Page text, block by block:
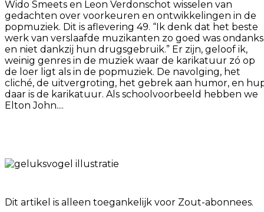
Wido Smeets en Leon Verdonschot wisselen van
gedachten over voorkeuren en ontwikkelingen in de
popmuziek. Dit is aflevering 49. “Ik denk dat het beste
werk van verslaafde muzikanten zo goed was
en niet dankzij hun drugsgebruik.” Er zijn, geloof ik,
weinig genres in de muziek waar de karikatuur zó op
de loer ligt als in de popmuziek. De navolging, het
cliché, de uitvergroting, het gebrek aan humor, en
daar is de karikatuur. Als schoolvoorbeeld hebben we
Elton John....
Dit artikel is alleen toegankelijk voor Zout-abonnees.